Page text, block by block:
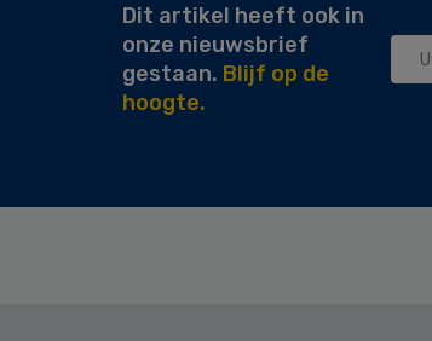
Dit artikel heeft ook in
onze nieuwsbrief
gestaan. Blijf op de
hoogte.